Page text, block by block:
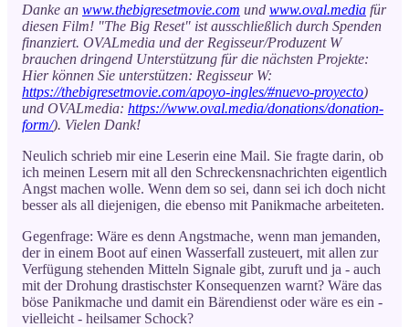
Danke an www.thebigresetmovie.com und www.oval.media für
diesen Film! "The Big Reset" ist ausschließlich durch Spenden
finanziert. OVALmedia und der Regisseur/Produzent W
brauchen dringend Unterstützung für die nächsten Projekte:
Hier können Sie unterstützen: Regisseur W:
https://thebigresetmovie.com/apoyo-ingles/#nuevo-proyecto)
und OVALmedia: https://www.oval.media/donations/donation-
form/). Vielen Dank!
Neulich schrieb mir eine Leserin eine Mail. Sie fragte darin, ob
ich meinen Lesern mit all den Schreckensnachrichten eigentlich
Angst machen wolle. Wenn dem so sei, dann sei ich doch nicht
besser als all diejenigen, die ebenso mit Panikmache arbeiteten.
Gegenfrage: Wäre es denn Angstmache, wenn man jemanden,
der in einem Boot auf einen Wasserfall zusteuert, mit allen zur
Verfügung stehenden Mitteln Signale gibt, zuruft und ja - auch
mit der Drohung drastischster Konsequenzen warnt? Wäre das
böse Panikmache und damit ein Bärendienst oder wäre es ein -
vielleicht - heilsamer Schock?